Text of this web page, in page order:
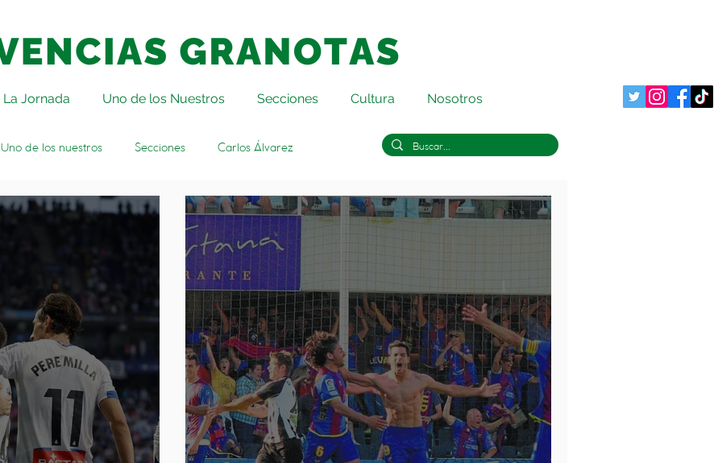
La Jornada Uno de los Nuestros Secciones Cultura Nosotros
Uno de los nuestros Secciones Carlos Álvarez